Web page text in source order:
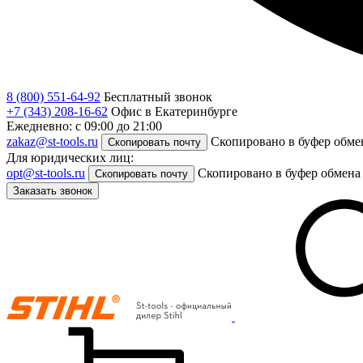
8 (800) 551-64-92 Бесплатный звонок
+7 (343) 208-16-62 Офис в Екатеринбурге
Ежедневно: с 09:00 до 21:00
zakaz@st-tools.ru
Скопировать почту
Скопировано в буфер
Для юридических лиц:
opt@st-tools.ru
Скопировать почту Скопировано в буфер обмена
Заказать звонок